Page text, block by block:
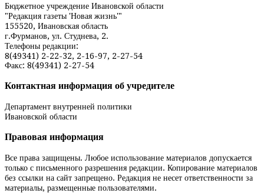
Бюджетное учреждение Ивановской области
"Редакция газеты 'Новая жизнь'"
155520, Ивановская область
г.Фурманов, ул. Студнева, 2.
Телефоны редакции:
8(49341) 2-22-32, 2-16-97, 2-27-54
Факс: 8(49341) 2-27-54
Контактная информация об учредителе
Департамент внутренней политики
Ивановской области
Правовая информация
Все права защищены. Любое использование материалов допускается
только с письменного разрешения редакции. Копирование материалов
без ссылки на сайт запрещено. Редакция не несет ответственности за
материалы, размещенные пользователями.